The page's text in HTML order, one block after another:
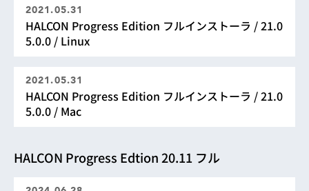
2021.05.31
HALCON Progress Edition フルインストーラ / 21.0
5.0.0 / Linux
2021.05.31
HALCON Progress Edition フルインストーラ / 21.0
5.0.0 / Mac
HALCON Progress Edtion 20.11 フル